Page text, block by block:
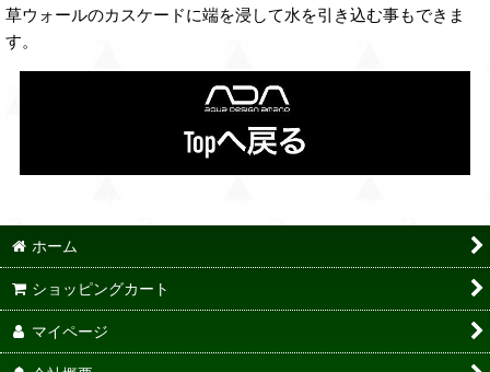
草ウォールのカスケードに端を浸して水を引き込む事もできま
す。
ホーム
ショッピングカート
マイページ